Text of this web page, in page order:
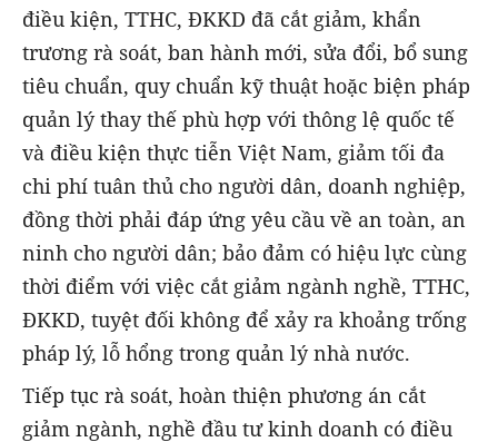
điều kiện, TTHC, ĐKKD đã cắt giảm, khẩn
trương rà soát, ban hành mới, sửa đổi, bổ sung
tiêu chuẩn, quy chuẩn kỹ thuật hoặc biện pháp
quản lý thay thế phù hợp với thông lệ quốc tế
và điều kiện thực tiễn Việt Nam, giảm tối đa
chi phí tuân thủ cho người dân, doanh nghiệp,
đồng thời phải đáp ứng yêu cầu về an toàn, an
ninh cho người dân; bảo đảm có hiệu lực cùng
thời điểm với việc cắt giảm ngành nghề, TTHC,
ĐKKD, tuyệt đối không để xảy ra khoảng trống
pháp lý, lỗ hổng trong quản lý nhà nước.
Tiếp tục rà soát, hoàn thiện phương án cắt
giảm ngành, nghề đầu tư kinh doanh có điều